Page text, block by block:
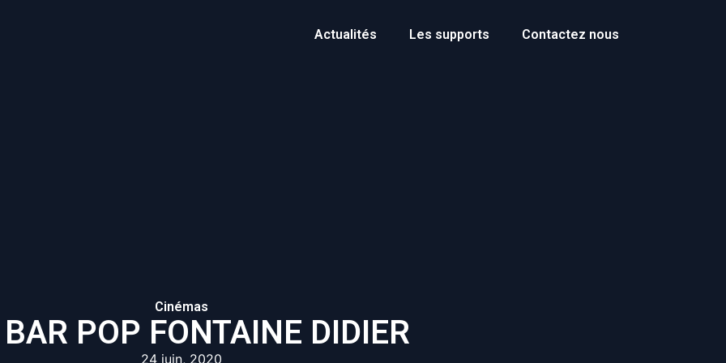
Actualités Les supports Contactez nous
Cinémas
POP FONTAINE DIDIER
24 juin, 2020